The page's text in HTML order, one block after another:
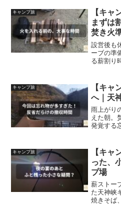
キャンプ旅
【キャ
まずは
焚き火
設営後も
ーブの準
る薪割り
キャンプ旅
【キャ
へ｜天
雨上がり
えた朝。
発覚する
キャンプ旅
【キャ
った、
プ場
薪ストー
た天神峡
焼きそば